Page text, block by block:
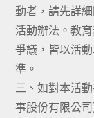
動者，請先詳
活動辦法。教
爭議，皆以活
準。
三、如對本活
事股份有限公